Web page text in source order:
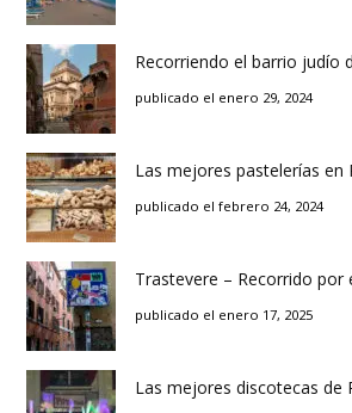
Recorriendo el barrio judío
publicado el enero 29, 2024
Las mejores pastelerías en
publicado el febrero 24, 2024
Trastevere – Recorrido por
publicado el enero 17, 2025
Las mejores discotecas de